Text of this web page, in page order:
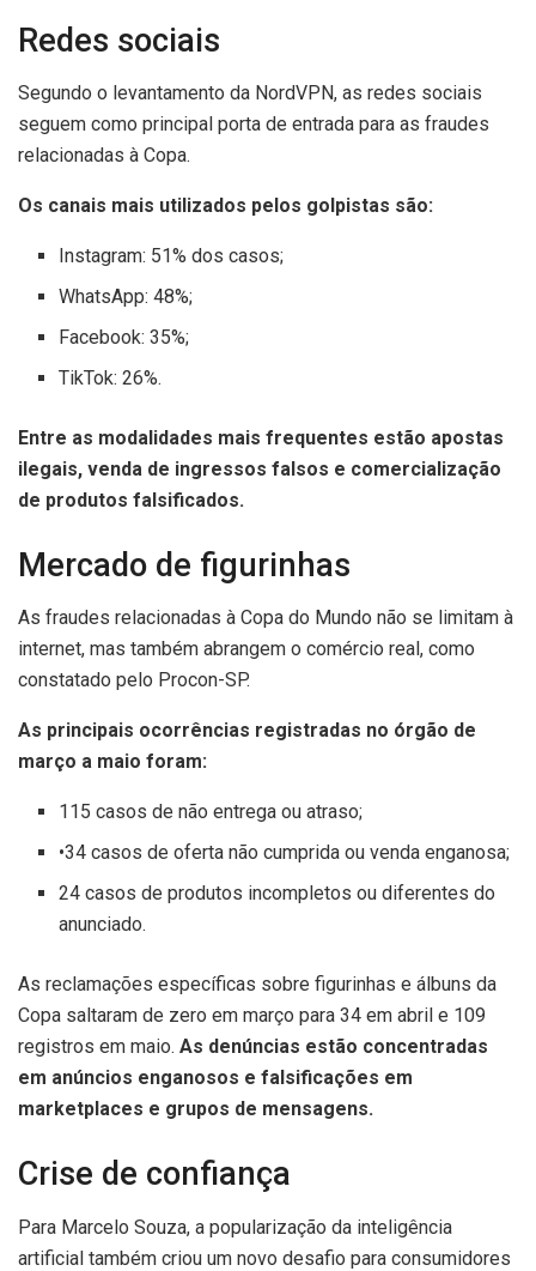
Redes sociais
Segundo o levantamento da NordVPN, as redes sociais
seguem como principal porta de entrada para as fraudes
relacionadas à Copa.
Os canais mais utilizados pelos golpistas são:
Instagram: 51% dos casos;
WhatsApp: 48%;
Facebook: 35%;
TikTok: 26%.
Entre as modalidades mais frequentes estão apostas
ilegais, venda de ingressos falsos e comercialização
de produtos falsificados.
Mercado de figurinhas
As fraudes relacionadas à Copa do Mundo não se limitam à
internet, mas também abrangem o comércio real, como
constatado pelo Procon-SP.
As principais ocorrências registradas no órgão de
março a maio foram:
115 casos de não entrega ou atraso;
•34 casos de oferta não cumprida ou venda enganosa;
24 casos de produtos incompletos ou diferentes do
anunciado.
As reclamações específicas sobre figurinhas e álbuns da
Copa saltaram de zero em março para 34 em abril e 109
registros em maio. As denúncias estão concentradas
em anúncios enganosos e falsificações em
marketplaces e grupos de mensagens.
Crise de confiança
Para Marcelo Souza, a popularização da inteligência
artificial também criou um novo desafio para consumidores